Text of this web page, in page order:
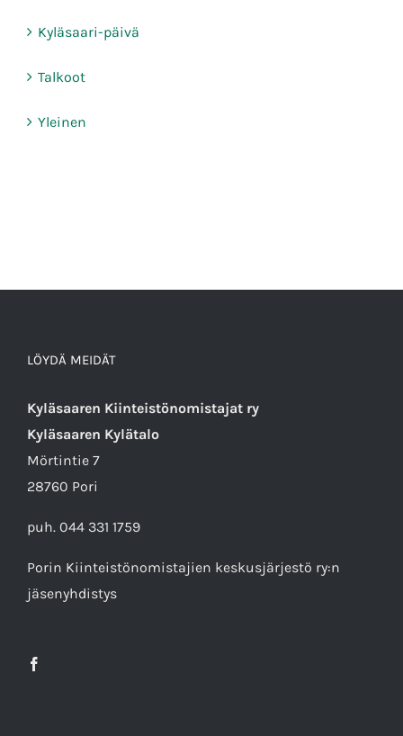
Kyläsaari-päivä
Talkoot
Yleinen
LÖYDÄ MEIDÄT
Kyläsaaren Kiinteistönomistajat ry
Kyläsaaren Kylätalo
Mörtintie 7
28760 Pori
puh. 044 331 1759
Porin Kiinteistönomistajien keskusjärjestö ry:n
jäsenyhdistys